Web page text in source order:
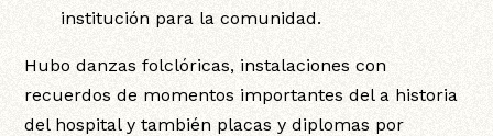
institución para la comunidad.
Hubo danzas folclóricas, instalaciones con
recuerdos de momentos importantes del a historia
del hospital y también placas y diplomas por